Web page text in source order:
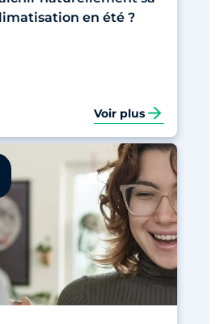
en été ?
Voir plus